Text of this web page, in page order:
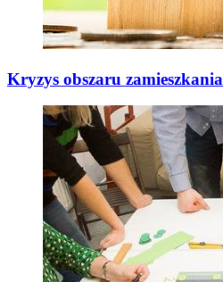
Kryzys obszaru zamieszkania